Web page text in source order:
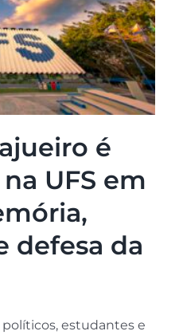
é
UFS em
defesa da
estudantes e